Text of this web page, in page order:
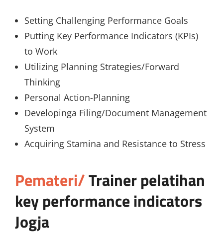
Setting Challenging Performance Goals
Putting Key Performance Indicators (KPIs)
to Work
Utilizing Planning Strategies/Forward
Thinking
Personal Action-Planning
Developinga Filing/Document Management
System
Acquiring Stamina and Resistance to Stress
Pemateri/Trainerpelatihan
key performance indicators
Jogja